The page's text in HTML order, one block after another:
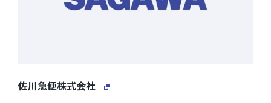
佐川急便株式会社